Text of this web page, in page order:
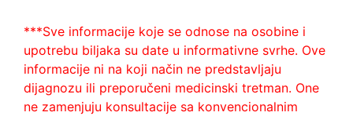
***Sve informacije koje se odnose na osobine i
upotrebu biljaka su date u informativne svrhe. Ove
informacije ni na koji način ne predstavljaju
dijagnozu ili preporučeni medicinski tretman. One
ne zamenjuju konsultacije sa konvencionalnim